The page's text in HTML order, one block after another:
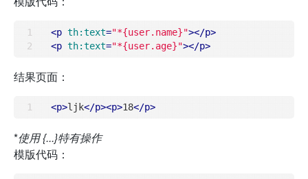
<p th:text="*{user.name}"></p>
<p th:text="*{user.age}"></p>
结果页面：
<p>ljk</p><p>18</p>
*使用{...}特有操作
模版代码：